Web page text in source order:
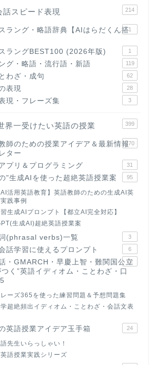
スピード表現 214
ラング・略語辞典【AIはらだくん搭1
ラングBEST100 (2026年版) 1
グ・略語・流行語・新語 119
わざ・成句 62
表現 28
現・フレーズ集 3
界一受けたい英語の授業 399
師のための授業アイデア＆最新情報
ター
170
プリ＆プログラミング 31
"生成AIを使った超絶英語授業案 95
AI活用英語教育】英語教師のための生成AI英
践事例
生成AIプロンプト【都立AI完全対応】
生成AI)超絶英語授業案
(phrasal verbs)一覧 3
話学習に使えるプロンプト 6
・GMARCH・早慶上智・難関国公立
つく”英語イディオム・ことわざ・口
22
ーズ365を使った練習問題＆予想問題集
超絶頻出イディオム・ことわざ・会話文表
英語授業アイデア玉手箱 24
先生いらっしゃい！
語授業実践シリーズ